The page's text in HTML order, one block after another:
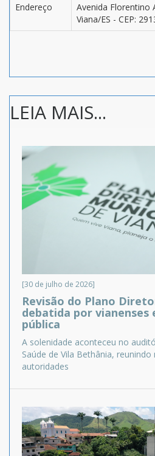
Endereço
Avenida Florentino
Viana/ES - CEP:
LEIA MAIS...
[30 de julho de 2026]
Revisão do Plano
debatida por vianenses
pública
A solenidade aconteceu no
Saúde de Vila Bethânia,
autoridades